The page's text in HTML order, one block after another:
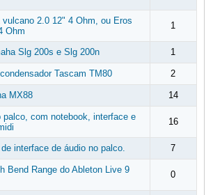
2.0 12" 4 Ohm, ou Eros
Ohm
1
Slg 200s e Slg 200n 1
Tascam TM80 2
MX88 14
palco, com notebook, interface e
16
interface de áudio no palco. 7
Bend Range do Ableton Live 9
0